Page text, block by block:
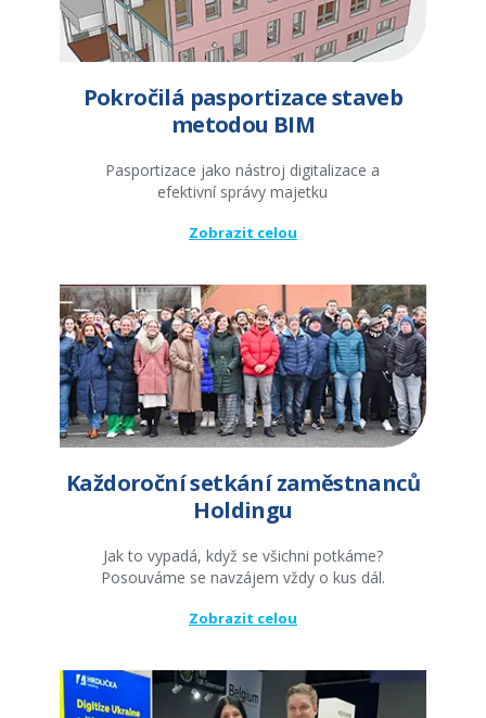
Pokročilá pasportizace staveb
metodou BIM
Pasportizace jako nástroj digitalizace a
efektivní správy majetku
Zobrazit celou
Každoroční setkání zaměstnanců
Holdingu
Jak to vypadá, když se všichni potkáme?
Posouváme se navzájem vždy o kus dál.
Zobrazit celou